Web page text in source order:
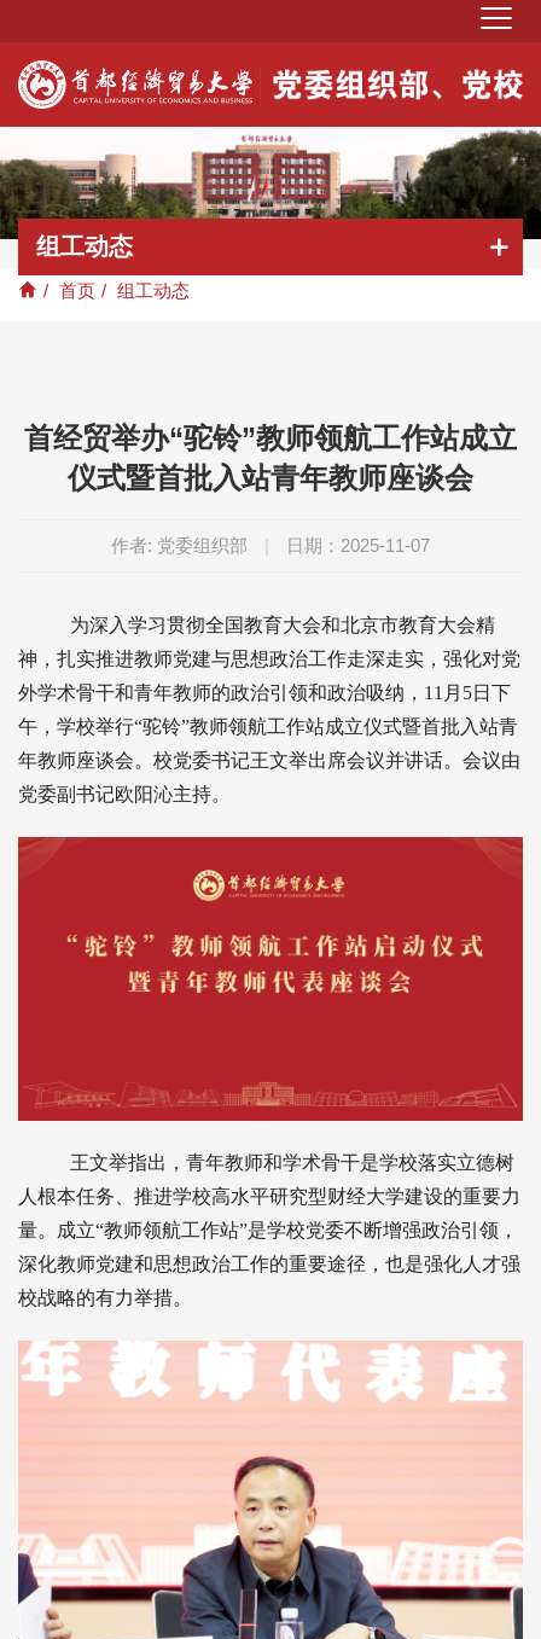
/ 首页 / 组工动态
组工动态
首经贸举办“驼铃”教师领航工作站成立
仪式暨首批入站青年教师座谈会
作者: 党委组织部 | 日期：2025-11-07
为深入学习贯彻全国教育大会和北京市教育大会精
神，扎实推进教师党建与思想政治工作走深走实，强化对党
外学术骨干和青年教师的政治引领和政治吸纳，11月5日下
午，学校举行“驼铃”教师领航工作站成立仪式暨首批入站青
年教师座谈会。校党委书记王文举出席会议并讲话。会议由
党委副书记欧阳沁主持。
王文举指出，青年教师和学术骨干是学校落实立德树
人根本任务、推进学校高水平研究型财经大学建设的重要力
量。成立“教师领航工作站”是学校党委不断增强政治引领，
深化教师党建和思想政治工作的重要途径，也是强化人才强
校战略的有力举措。